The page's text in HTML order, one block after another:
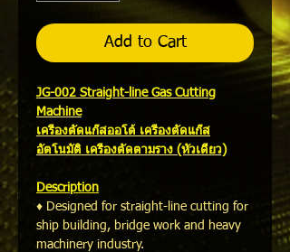
Add to Cart
JG-002 Straight-line Gas Cutting
Machine
เครื่องตัดแก๊สออโต้ เครื่องตัดแก๊ส
อัตโนมัติ เครื่องตัดตามราง (หัวเดี่ยว)
Description
♦ Designed for straight-line cutting for
ship building, bridge work and heavy
machinery industry.